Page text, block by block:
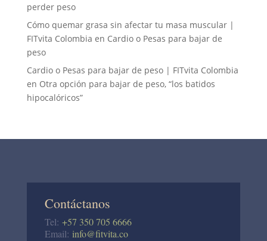
perder peso
Cómo quemar grasa sin afectar tu masa muscular |
FITvita Colombia en Cardio o Pesas para bajar de
peso
Cardio o Pesas para bajar de peso | FITvita Colombia
en Otra opción para bajar de peso, “los batidos
hipocalóricos”
Contáctanos
Tel: +57 350 705 6666
Email: info@fitvita.co